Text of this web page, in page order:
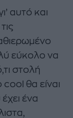
αυτό και
εύκολο να
στολή
cool θα είναι
ένα